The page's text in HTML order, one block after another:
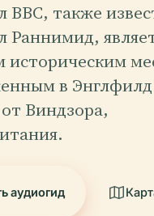
ВВС, также
Раннимид,
историческим
в
Виндзора,
аудиогид